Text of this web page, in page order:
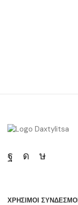
ΧΡΗΣΙΜΟΙ ΣΥΝΔΕΣΜΟΙ